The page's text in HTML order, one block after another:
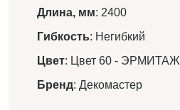
Длина, мм: 2400
Гибкость: Негибкий
Цвет: Цвет 60 - ЭРМИТАЖ
Бренд: Декомастер